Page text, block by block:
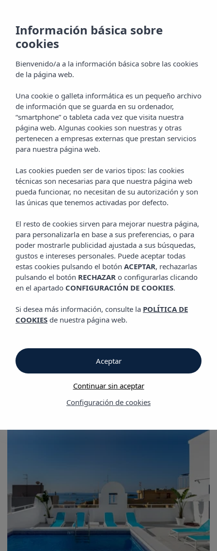
Galeria
Hotel Vibra Vila
Galería
Galería
Galería
Información básica sobre
cookies
Bienvenido/a a la información básica sobre las cookies
de la página web.
Una cookie o galleta informática es un pequeño archivo
de información que se guarda en su ordenador,
“smartphone” o tableta cada vez que visita nuestra
página web. Algunas cookies son nuestras y otras
pertenecen a empresas externas que prestan servicios
para nuestra página web.
Las cookies pueden ser de varios tipos: las cookies
técnicas son necesarias para que nuestra página web
pueda funcionar, no necesitan de su autorización y son
las únicas que tenemos activadas por defecto.
El resto de cookies sirven para mejorar nuestra página,
para personalizarla en base a sus preferencias, o para
poder mostrarle publicidad ajustada a sus búsquedas,
gustos e intereses personales. Puede aceptar todas
estas cookies pulsando el botón ACEPTAR, rechazarlas
pulsando el botón RECHAZAR o configurarlas clicando
en el apartado CONFIGURACIÓN DE COOKIES.
Si desea más información, consulte la POLÍTICA DE
COOKIES de nuestra página web.
Configuración de cookies
Continuar sin aceptar
Aceptar